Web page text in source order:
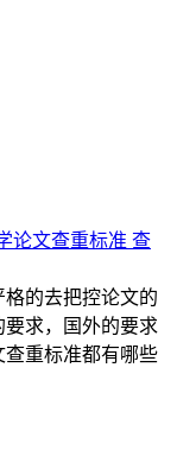
论文查重标准 查
的去把控论文的
求，国外的要求
重标准都有哪些